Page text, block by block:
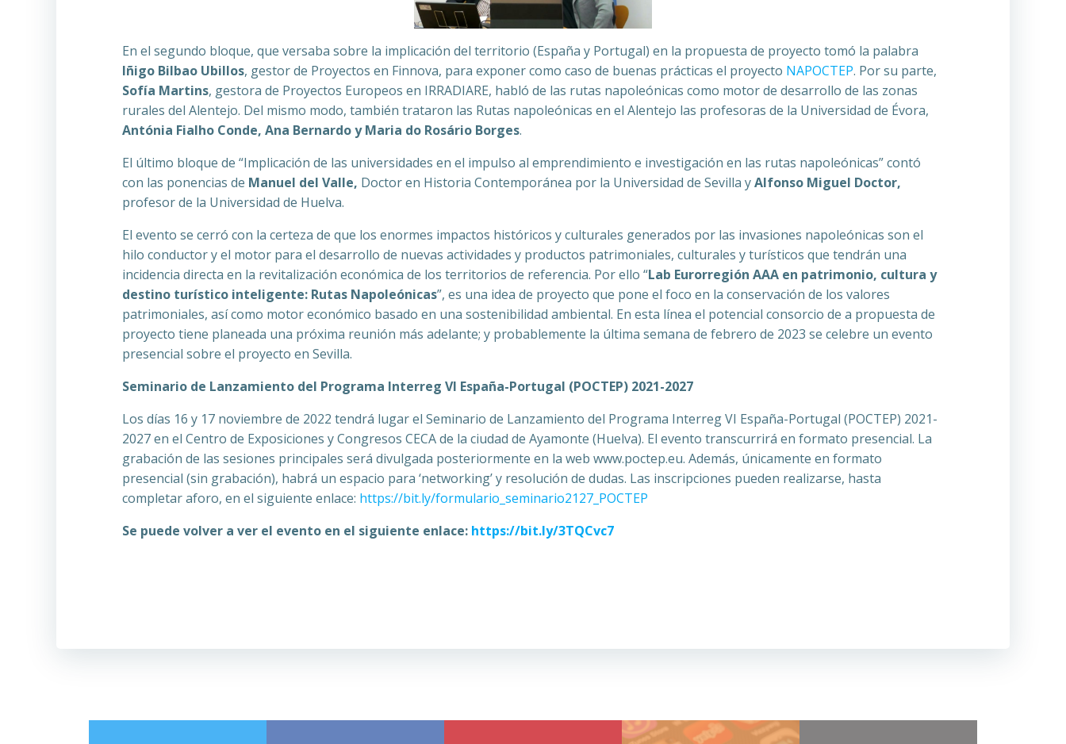
En el segundo bloque, que versaba sobre la implicación del territorio (España y Portugal) en la propuesta de proyecto tomó la palabra
Iñigo Bilbao Ubillos, gestor de Proyectos en Finnova, para exponer como caso de buenas prácticas el proyecto NAPOCTEP. Por su parte,
Sofía Martins, gestora de Proyectos Europeos en IRRADIARE, habló de las rutas napoleónicas como motor de desarrollo de las zonas
rurales del Alentejo. Del mismo modo, también trataron las Rutas napoleónicas en el Alentejo las profesoras de la Universidad de Évora,
Antónia Fialho Conde, Ana Bernardo y Maria do Rosário Borges.
El último bloque de “Implicación de las universidades en el impulso al emprendimiento e investigación en las rutas napoleónicas” contó
con las ponencias de Manuel del Valle, Doctor en Historia Contemporánea por la Universidad de Sevilla yAlfonso Miguel Doctor,
profesor de la Universidad de Huelva.
El evento se cerró con la certeza de que los enormes impactos históricos y culturales generados por las invasiones napoleónicas son el
hilo conductor y el motor para el desarrollo de nuevas actividades y productos patrimoniales, culturales y turísticos que tendrán una
incidencia directa en la revitalización económica de los territorios de referencia. Por ello “Lab Eurorregión AAA en patrimonio, cultura y
destino turístico inteligente: Rutas Napoleónicas”, es una idea de proyecto que pone el foco en la conservación de los valores
patrimoniales, así como motor económico basado en una sostenibilidad ambiental. En esta línea el potencial consorcio de a propuesta de
proyecto tiene planeada una próxima reunión más adelante; y probablemente la última semana de febrero de 2023 se celebre un evento
presencial sobre el proyecto en Sevilla.
Seminario de Lanzamiento del Programa Interreg VI España-Portugal (POCTEP) 2021-2027
Los días 16 y 17 noviembre de 2022 tendrá lugar el Seminario de Lanzamiento del Programa Interreg VI España-Portugal (POCTEP) 2021-
2027 en el Centro de Exposiciones y Congresos CECA de la ciudad de Ayamonte (Huelva). El evento transcurrirá en formato presencial. La
grabación de las sesiones principales será divulgada posteriormente en la web www.poctep.eu. Además, únicamente en formato
presencial (sin grabación), habrá un espacio para ‘networking’ y resolución de dudas. Las inscripciones pueden realizarse, hasta
completar aforo, en el siguiente enlace: https://bit.ly/formulario_seminario2127_POCTEP
Se puede volver a ver el evento en el siguiente enlace: https://bit.ly/3TQCvc7